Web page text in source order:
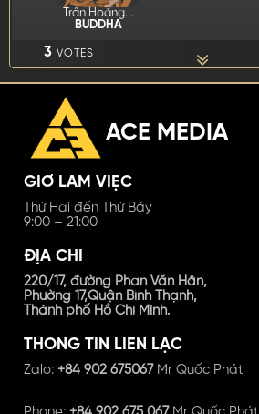
Trần Hoàng...
BUDDHA
3 VOTES
Nguyễn Anh...
BRUCE/BATMAN
5 VOTES
HARRY POTTER (TẤT CẢ
Nguyễn Anh...
ACE MEDIA
GIỜ LÀM VIỆC
Thứ Hai đến Thứ Bảy
9:00 – 21:00
ĐỊA CHỈ
220/17, đường Phan Văn Hân,
Phường 17,Quận Bình Thạnh,
Thành phố Hồ Chí Minh.
THÔNG TIN LIÊN LẠC
Zalo: +84 902 675067 Mr Quốc Phát